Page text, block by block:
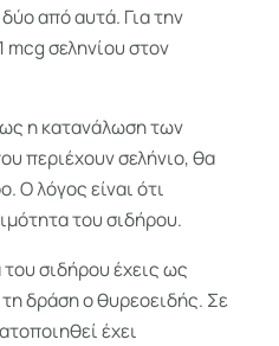
από αυτά. Για την
mcg σεληνίου στον
η κατανάλωση των
περιέχουν σελήνιο, θα
Ο λόγος είναι ότι
του σιδήρου.
σιδήρου έχεις ως
δράση ο θυρεοειδής. Σε
έχει